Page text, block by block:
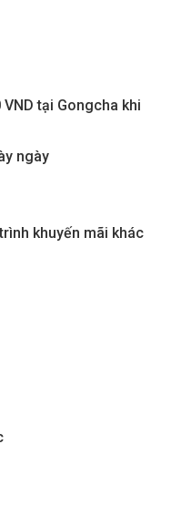
tại Gongcha khi
ngày
khuyến mãi khác